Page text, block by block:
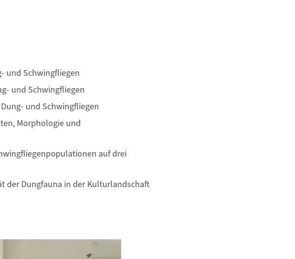
und Schwingfliegen
und Schwingfliegen
und Schwingfliegen
Morphologie und
auf drei
der Dungfauna in der Kulturlandschaft